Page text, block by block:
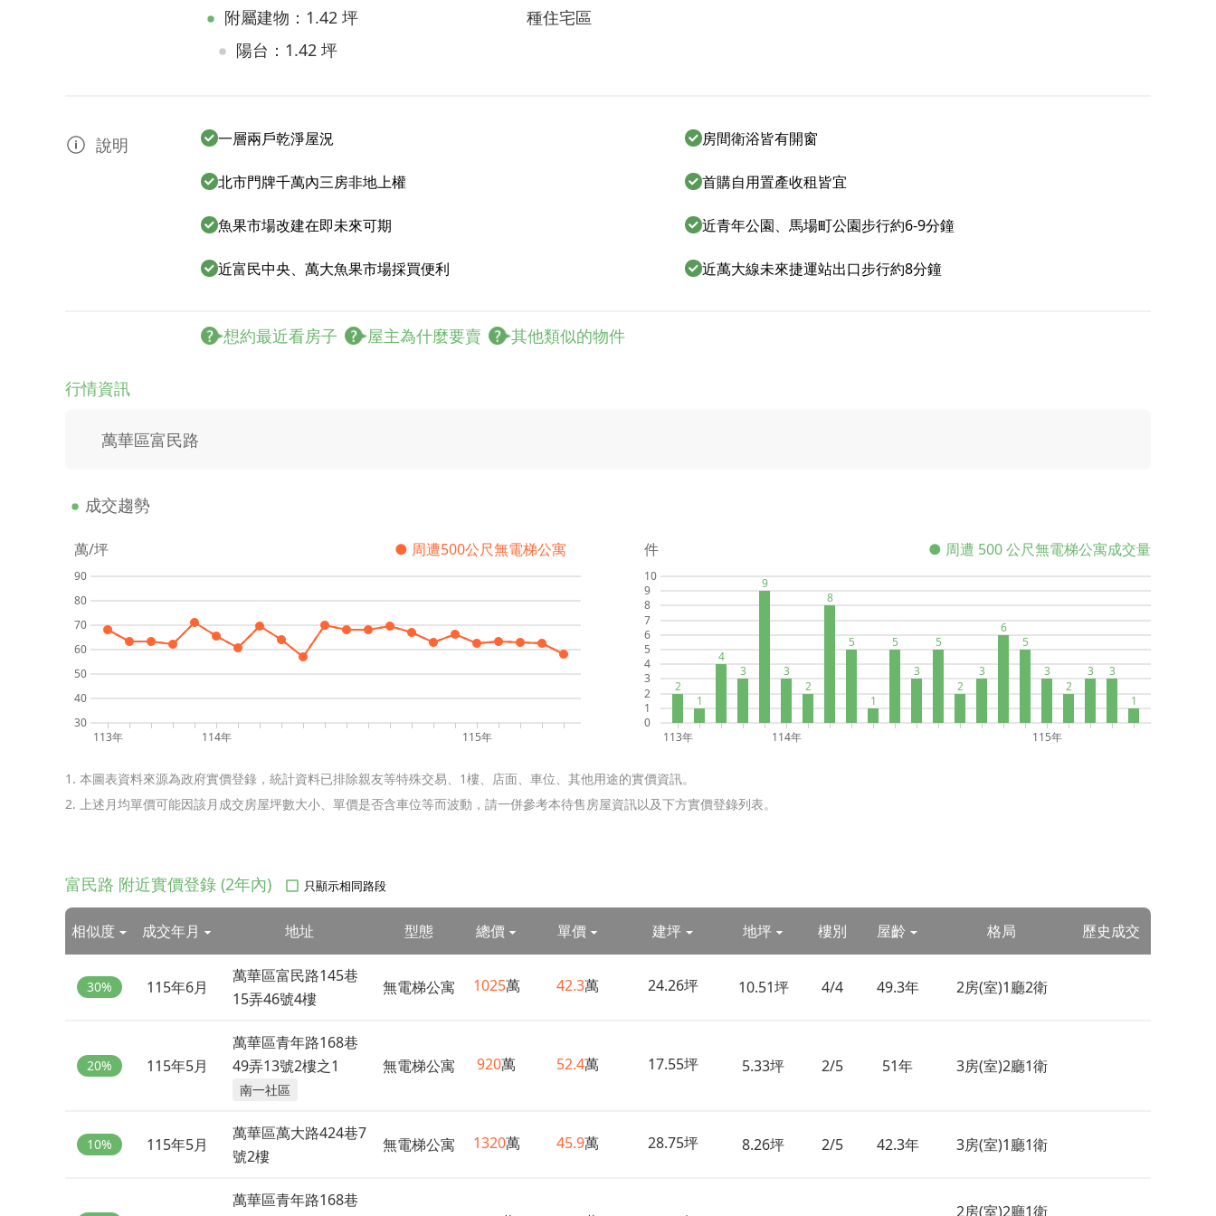
附屬建物：1.42 坪
陽台：1.42 坪
種住宅區
說明 一層兩戶乾淨屋況 房間衛浴皆有開窗
北市門牌千萬內三房非地上權 首購自用置產收租皆宜
魚果市場改建在即未來可期 近青年公園、馬場町公園步行約6-9分鐘
近富民中央、萬大魚果市場採買便利 近萬大線未來捷運站出口步行約8分鐘
想約最近看房子 屋主為什麼要賣 其他類似的物件
行情資訊
萬華區富民路
成交趨勢
萬/坪 ● 周遭500公尺無電梯公寓
30
40
50
60
70
80
90
113年 114年 115年
件 ● 周遭 500 公尺無電梯公寓成交量
0
1
2
3
4
5
6
7
8
9
10
113年 114年 115年
2
1
4
3
9
3
2
8
5
1
5
3
5
2
3
6
5
3
2
3
3
1
1. 本圖表資料來源為政府實價登錄，統計資料已排除親友等特殊交易、1樓、店面、車位、其他用途的實價資訊。
2. 上述月均單價可能因該月成交房屋坪數大小、單價是否含車位等而波動，請一併參考本待售房屋資訊以及下方實價登錄列表。
富民路 附近實價登錄 (2年內) 只顯示相同路段
相似度 成交年月 地址 型態 總價 單價 建坪 地坪 樓別 屋齡 格局 歷史成交
30% 115年6月
萬華區富民路145巷
15弄46號4樓
無電梯公寓 1025萬 42.3萬 24.26坪 10.51坪 4/4 49.3年 2房(室)1廳2衛
20% 115年5月
萬華區青年路168巷
49弄13號2樓之1
南一社區
無電梯公寓 920萬 52.4萬 17.55坪 5.33坪 2/5 51年 3房(室)2廳1衛
10% 115年5月
萬華區萬大路424巷7
號2樓
無電梯公寓 1320萬 45.9萬 28.75坪 8.26坪 2/5 42.3年 3房(室)1廳1衛
萬華區青年路168巷
2房(室)2廳1衛